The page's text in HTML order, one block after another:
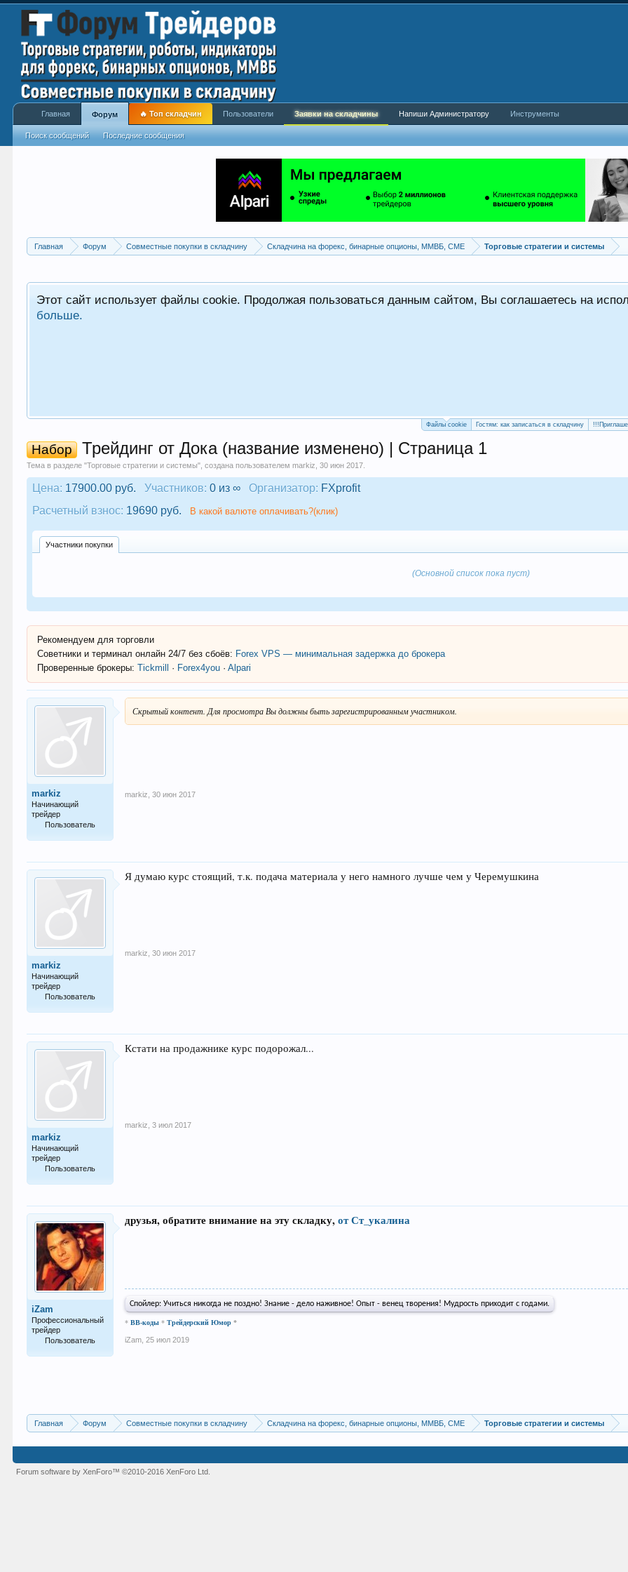
Главная Форум Совместные покупки в складчину Складчина на форекс, бинарные опционы, ММВБ, CME Торговые стратегии и системы
Этот сайт использует файлы cookie. Продолжая пользоваться данным сайтом, Вы соглашаетесь на
больше.
Файлы cookie Гостям: как записаться в складчину
Набор Трейдинг от Дока (название изменено) | Страница 1
Тема в разделе "Торговые стратегии и системы", создана пользователемmarkiz ,30 июн 2017
Цена: 17900.00 руб. Участников: 0 из ∞ Организатор: FXprofit
Расчетный взнос: 19690 руб. В какой валюте оплачивать?(клик)
Участники покупки
(Основной список пока пуст)
Рекомендуем для торговли
Советники и терминал онлайн 24/7 без сбоёв: Forex VPS — минимальная задержка до брокера
Проверенные брокеры: Tickmill · Forex4you ·Alpari
markiz
Начинающий
трейдер
Пользователь
Скрытый контент. Для просмотра Вы должны быть зарегистрированным участником.
markiz
30 июн 2017
markiz
Начинающий
трейдер
Пользователь
Я думаю курс стоящий, т.к. подача материала у него намного лучше чем у Черемушкина
markiz 30 июн 2017
markiz
Начинающий
трейдер
Пользователь
Кстати на продажнике курс подорожал...
markiz 3 июл 2017
iZam
Профессиональный
трейдер
Пользователь
друзья, обратите внимание на эту складку,от Ст_укалина
Спойлер:Учиться никогда не поздно! Знание - дело наживное! Опыт - венец творения! Мудрость приходит с годами.
*BB-коды *Трейдерский Юмор *
iZam 25 июл 2019
Главная Форум Совместные покупки в складчину Складчина на форекс, бинарные опционы, ММВБ, CME Торговые стратегии и системы
Главная Форум
Поиск сообщений Последние сообщения
🔥 Топ складчин Пользователи Заявки на складчины Напиши Администратору Инструменты
Forum software by XenForo™©2010-2016 XenForo Ltd.